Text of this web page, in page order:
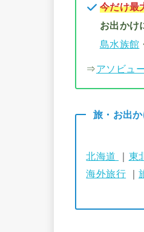
今だけ最
お出かけ
島水族館
⇒アソビュ
旅・お出
北海道 ｜ 東
海外旅行 ｜